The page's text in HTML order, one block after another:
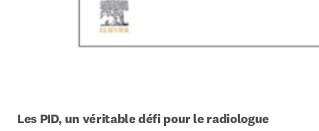
Les PID, un véritable défi pour le radiologue